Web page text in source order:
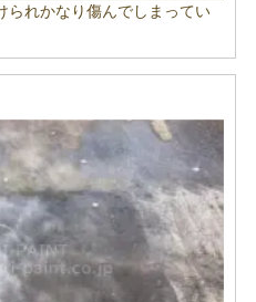
られかなり傷んでしまってい